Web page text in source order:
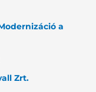
a
Zrt.